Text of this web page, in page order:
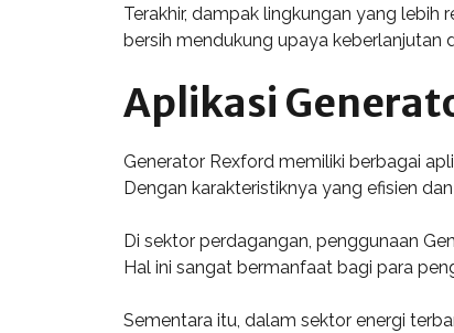
Terakhir, dampak lingkungan yang lebih
bersih mendukung upaya keberlanjutan
Aplikasi
Generator Rexford memiliki berbagai
Dengan karakteristiknya yang efisien
Di sektor perdagangan, penggunaan
Hal ini sangat bermanfaat bagi para
Sementara itu, dalam sektor energi